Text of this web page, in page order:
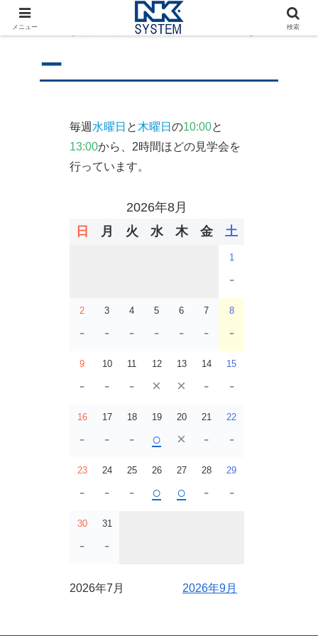
工場見学予約カレンダ
ー
毎週 水曜日 と 木曜日 の10:00と
13:00から、2時間ほどの見学会を
行っています。
2026年8月
日
月 火 水 木 金 土
1
-
2
-
3
-
4
-
5
-
6
-
7
-
8
-
9
-
10
-
11
-
12
×
13
×
14
-
15
-
16
-
17
-
18
-
19
○
20
×
21
-
22
-
23
-
24
-
25
-
26
○
27
○
28
-
29
-
30
-
31
-
2026年7月 2026年9月
メニュー 検索